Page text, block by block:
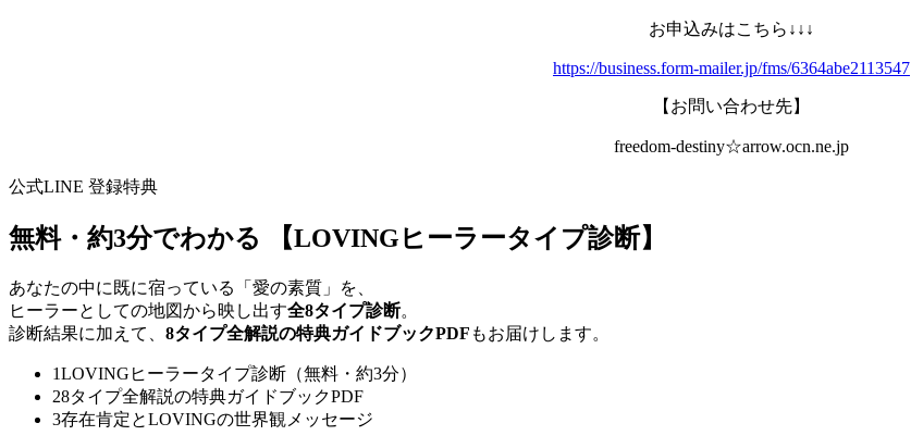
お申込みはこちら↓↓↓
https://business.form-mailer.jp/fms/6364abe2113547
【お問い合わせ先】
freedom-destiny☆arrow.ocn.ne.jp
公式LINE 登録特典
無料・約3分でわかる 【LOVINGヒーラータイプ診断】
あなたの中に既に宿っている「愛の素質」を、
ヒーラーとしての地図から映し出す全8タイプ診断。
診断結果に加えて、 8タイプ全解説の特典ガイドブックPDF もお届けします。
1LOVINGヒーラータイプ診断（無料・約3分）
28タイプ全解説の特典ガイドブックPDF
3存在肯定とLOVINGの世界観メッセージ